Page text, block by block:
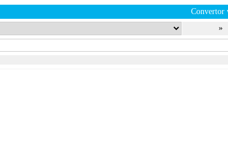
Convertor
»